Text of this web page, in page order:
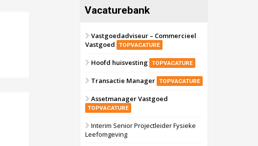
Vacaturebank
Vastgoedadviseur – Commercieel
Vastgoed
TOPVACATURE
Hoofd huisvesting TOPVACATURE
Transactie Manager TOPVACATURE
Assetmanager Vastgoed
TOPVACATURE
Interim Senior Projectleider Fysieke
Leefomgeving